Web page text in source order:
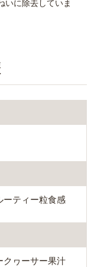
いに除去していま
ーティー粒食感
クヮーサー果汁